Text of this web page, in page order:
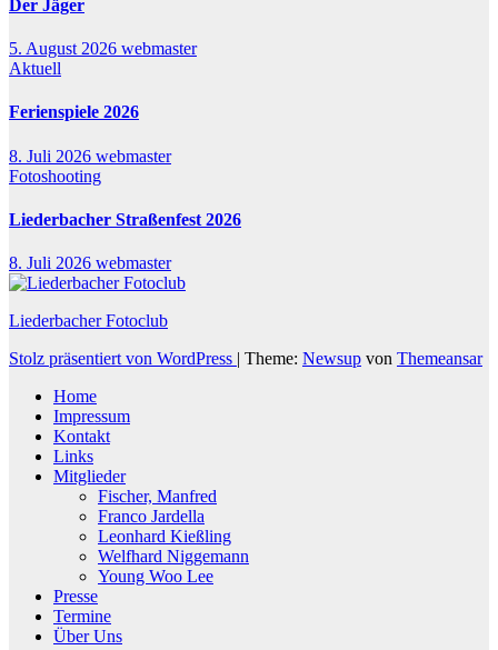
Der Jäger
5. August 2026 webmaster
Aktuell
Ferienspiele 2026
8. Juli 2026 webmaster
Fotoshooting
Liederbacher Straßenfest 2026
8. Juli 2026 webmaster
Liederbacher Fotoclub
Stolz präsentiert von WordPress | Theme: Newsup von Themeansar
Home
Impressum
Kontakt
Links
Mitglieder
Fischer, Manfred
Franco Jardella
Leonhard Kießling
Welfhard Niggemann
Young Woo Lee
Presse
Termine
Über Uns